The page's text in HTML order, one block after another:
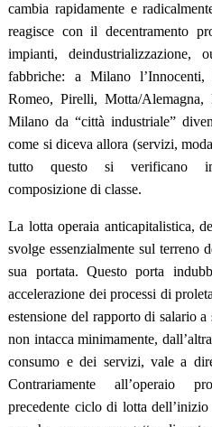
cambia rapidamente e
reagisce con il decentramento
impianti, deindustrializzazione,
fabbriche: a Milano
Romeo, Pirelli, Motta/
Milano da “città industriale”
come si diceva allora (servizi,
tutto questo si verificano
composizione di classe.
La lotta operaia anticapitalistica,
svolge essenzialmente sul terreno
sua portata. Questo porta
accelerazione dei processi di
estensione del rapporto di salario
non intacca minimamente,
consumo e dei servizi, vale a
Contrariamente all’operaio
precedente ciclo di lotta